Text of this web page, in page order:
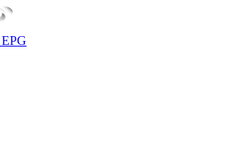
EPG